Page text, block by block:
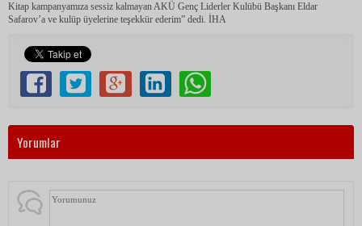
Kitap kampanyamıza sessiz kalmayan AKÜ Genç Liderler Kulübü Başkanı Eldar
Safarov’a ve kulüp üyelerine teşekkür ederim” dedi. İHA
Yorumlar